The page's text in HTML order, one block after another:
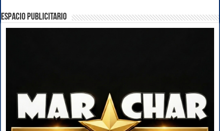
ESPACIO PUBLICITARIO